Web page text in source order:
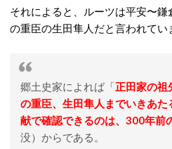
それによると、ルーツは平安〜
の重臣の生田隼人だと言われてい
郷土史家によれば「正田家の祖
の重臣、生田隼人までいきあ
献で確認できるのは、300年前
没）からである。